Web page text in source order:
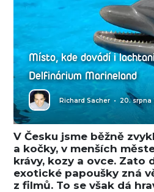
Místo, kde dovádí i
Delfinárium Marineland
Richard Sacher • 20. srpna
V Česku jsme běžně
a kočky, v menších
krávy, kozy a ovce. Zato
exotické papoušky zná
z filmů. To se však dá